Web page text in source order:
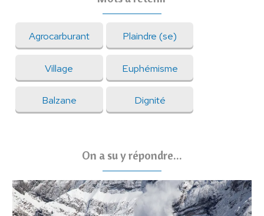
Agrocarburant Plaindre (se)
Village Euphémisme
Balzane Dignité
On a su y répondre...